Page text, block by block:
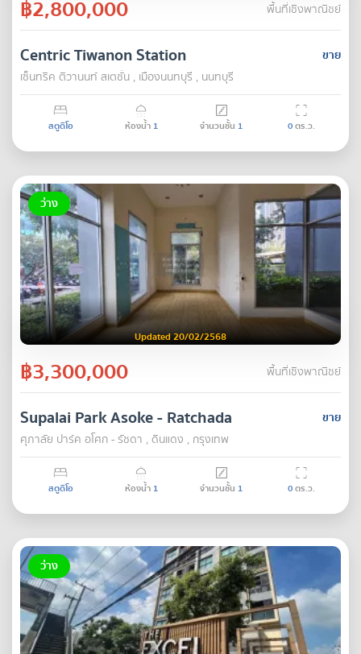
฿2,800,000 พื้นที่เชิงพาณิชย์
ขาย
Centric Tiwanon Station
เซ็นทริค ติวานนท์ สเตชั่น , เมืองนนทบุรี , นนทบุรี
สตูดิโอ ห้องน้ำ 1 จำนวนชั้น 1 0ตร.ว.
ว่าง
Updated 20/02/2568
฿3,300,000 พื้นที่เชิงพาณิชย์
ขาย
Supalai Park Asoke - Ratchada
ศุภาลัย ปาร์ค อโศก - รัชดา , ดินแดง , กรุงเทพ
สตูดิโอ ห้องน้ำ 1 จำนวนชั้น 1 0ตร.ว.
ว่าง